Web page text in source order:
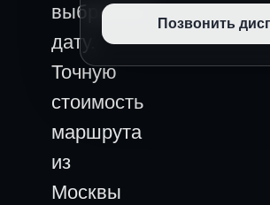
выбранную
дату.
Точную
стоимость
маршрута
из
Москвы
Позвонить